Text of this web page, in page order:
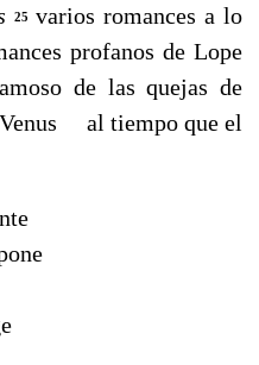
25 varios romances a lo
profanos de Lope
de las quejas de
Venus al tiempo que el